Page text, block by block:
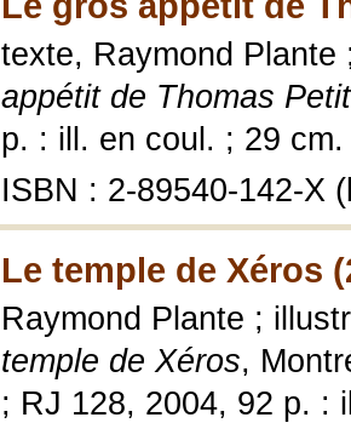
texte, Raymond
appétit de Thomas Petit
p. : ill. en coul. ; 29 cm.
ISBN : 2-89540-142-X
Le temple de Xéros
Raymond Plante ;
temple de Xéros,
; RJ 128, 2004, 92 p. :